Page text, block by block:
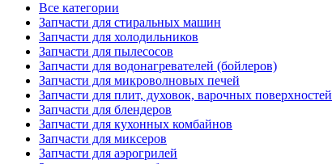
Все категории
Запчасти для стиральных машин
Запчасти для холодильников
Запчасти для пылесосов
Запчасти для водонагревателей (бойлеров)
Запчасти для микроволновых печей
Запчасти для плит, духовок, варочных поверхностей
Запчасти для блендеров
Запчасти для кухонных комбайнов
Запчасти для миксеров
Запчасти для аэрогрилей